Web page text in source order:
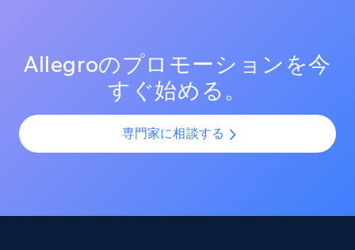
176+ 今すぐ始める
Rating, Reviews count, Initial price, Discount,
グを実現し、違反検出を迅速化することで、全製品バ
ージョンにおけるMAP（最低広告価格）の徹底を保証
Allegroのプロモーションを今
すぐ始める。
専門家に相談する